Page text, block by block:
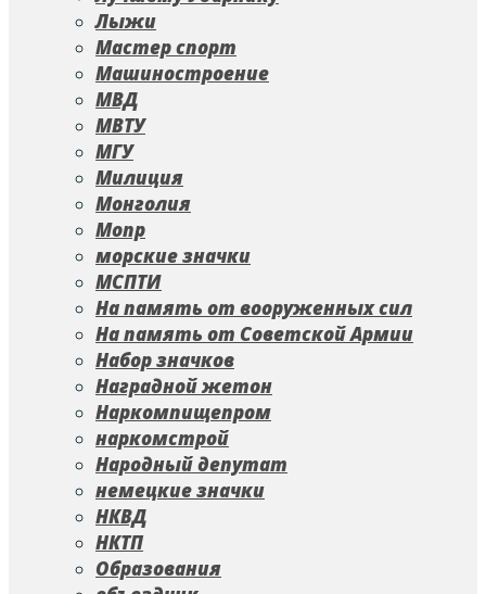
Лыжи
Мастер спорт
Машиностроение
МВД
МВТУ
МГУ
Милиция
Монголия
Мопр
морские значки
МСПТИ
На память от вооруженных сил
На память от Советской Армии
Набор значков
Наградной жетон
Наркомпищепром
наркомстрой
Народный депутат
немецкие значки
НКВД
НКТП
Образования